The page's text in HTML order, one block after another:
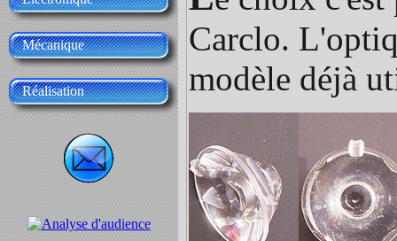
Mécanique
Réalisation
Carclo.
modèle déjà